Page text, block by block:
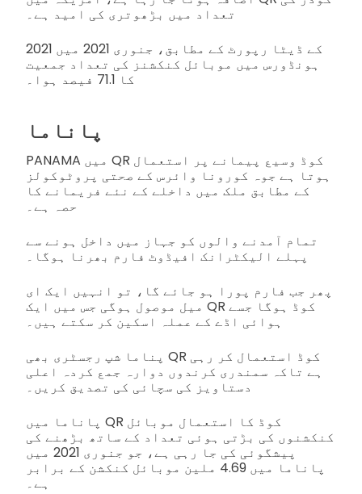
تعداد میں بڑھوتری کی امید ہے۔
2021 کے ڈیٹا رپورٹ کے مطابق، جنوری 2021 میں
ہونڈورس میں موبائل کنکشنز کی تعداد جمعیت
کا 71.1 فیصد ہوا۔
پاناما
PANAMA میں QR کوڈ وسیع پیمانے پر استعمال
ہوتا ہے جوہ کورونا وائرس کے صحتی پروٹوکولز
کے مطابق ملک میں داخلے کے نئے فریمانے کا
حصہ ہے۔
تمام آمدنے والوں کو جہاز میں داخل ہونے سے
پہلے الیکٹرانک افیڈوٹ فارم بھرنا ہوگا۔
پھر جب فارم پورا ہو جائے گا، تو انہیں ایک ای
میل موصول ہوگی جس میں ایک QR کوڈ ہوگا جسے
ہوائی اڈے کے عملہ اسکین کر سکتے ہیں۔
پناما شپ رجسٹری بھی QR کوڈ استعمال کر رہی
ہے تاکہ سمندری کرندوں دوارہ جمع کردہ اعلی
دستاویز کی سچائی کی تصدیق کریں۔
پاناما میں QR کوڈ کا استعمال موبائل
کنکشنوں کی بڑتی ہوئی تعداد کے ساتھ بڑھنے کی
پیشگوئی کی جا رہی ہے، جو جنوری 2021 میں
پاناما میں 4.69 ملین موبائل کنکشن کے برابر
ہے۔